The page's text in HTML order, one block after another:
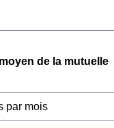
de la mutuelle
par mois